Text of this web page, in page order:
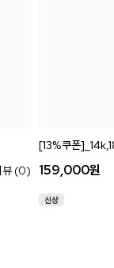
뷰 (0)
[13%쿠폰
159,000원